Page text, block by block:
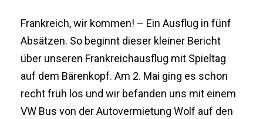
Frankreich, wir kommen! – Ein Ausflug in fünf
Absätzen. So beginnt dieser kleiner Bericht
über unseren Frankreichausflug mit Spieltag
auf dem Bärenkopf. Am 2. Mai ging es schon
recht früh los und wir befanden uns mit einem
VW Bus von der Autovermietung Wolf auf den